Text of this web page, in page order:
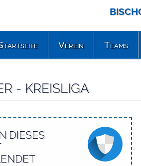
- KREISLIGA
DIESES
Verein Teams